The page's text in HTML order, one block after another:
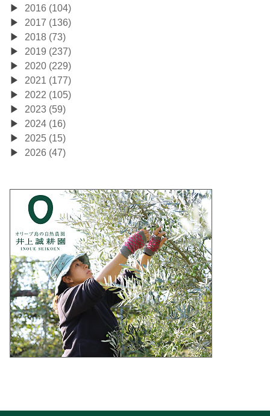
2016 (104)
2017 (136)
2018 (73)
2019 (237)
2020 (229)
2021 (177)
2022 (105)
2023 (59)
2024 (16)
2025 (15)
2026 (47)